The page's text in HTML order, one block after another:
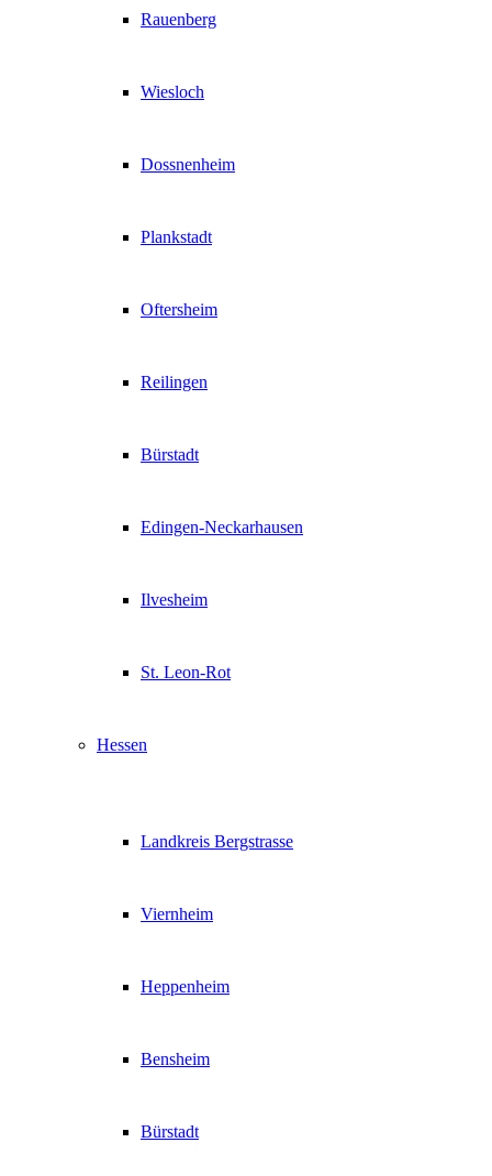
Rauenberg
Wiesloch
Dossnenheim
Plankstadt
Oftersheim
Reilingen
Bürstadt
Edingen-Neckarhausen
Ilvesheim
St. Leon-Rot
Hessen
Landkreis Bergstrasse
Viernheim
Heppenheim
Bensheim
Bürstadt